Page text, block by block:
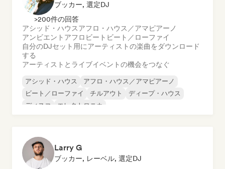
ブッカー, 選定DJ
>200件の回答
アシッド・ハウスアフロ・ハウス／アマピアーノ
アンビエント アフロビート ビート／ローファイ
自分のDJセット用にアーティストの楽曲をダウンロード
する
アーティストとライブイベントの機会をつなぐ
アシッド・ハウス
アフロ・ハウス／アマピアーノ
ビート／ローファイ
チルアウト
ディープ・ハウス
ディスコ
エレクトロニカ
Larry G
ブッカー, レーベル, 選定DJ